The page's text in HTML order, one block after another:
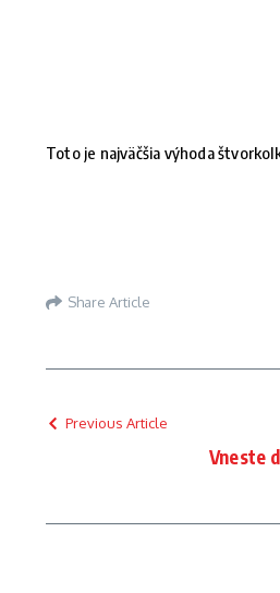
Toto je najväčšia výhoda
Share Article
Previous Article
Vneste